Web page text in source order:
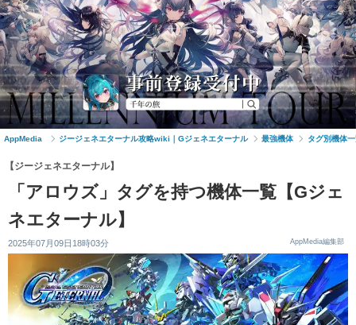
AppMedia ジージェネエターナル攻略wiki｜Gジェネエターナル 最強機体 タグ別機体
【ジージェネエターナル】
「アロウズ」タグを持つ機体一覧【Gジェ
ネエターナル】
2025年07月09日18時03分 AppMedia編集部